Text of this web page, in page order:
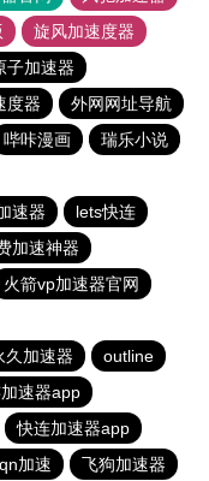
旋风加速度器
子加速器
度器
外网网址导航
哔咔漫画
瑞乐小说
速器
lets快连
加速神器
火箭vp加速器官网
久加速器
outline
速器app
快连加速器app
加速 飞狗加速器